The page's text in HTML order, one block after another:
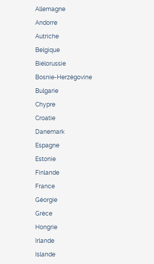
Allemagne
Andorre
Autriche
Belgique
Biélorussie
Bosnie-Herzégovine
Bulgarie
Chypre
Croatie
Danemark
Espagne
Estonie
Finlande
France
Géorgie
Grèce
Hongrie
Irlande
Islande